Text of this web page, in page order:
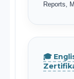
Reports,
🎓